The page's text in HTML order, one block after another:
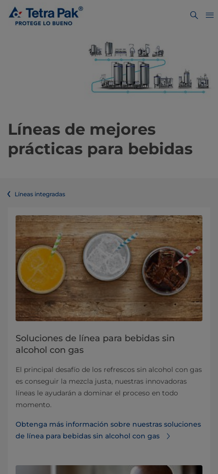
Líneas de mejores
prácticas para bebidas
Líneas integradas
Soluciones de línea para bebidas sin
alcohol con gas
El principal desafío de los refrescos sin alcohol con gas
es conseguir la mezcla justa, nuestras innovadoras
líneas le ayudarán a dominar el proceso en todo
momento.
Obtenga más información sobre nuestras soluciones
de línea para bebidas sin alcohol con gas